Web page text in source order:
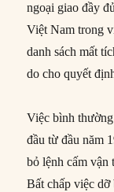
ngoại giao đầy
Việt Nam trong
danh sách mất
do cho quyết
Việc bình
đầu từ đầu năm
bỏ lệnh cấm
Bất chấp việc dỡ